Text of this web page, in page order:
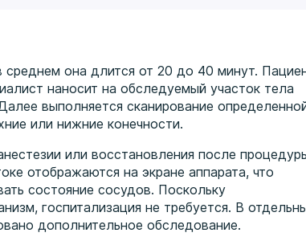
она длится от 20 до 40 минут.
наносит на обследуемый участок тела
выполняется сканирование
или нижние конечности.
или восстановления после
отображаются на экране аппарата, что
состояние сосудов. Поскольку
госпитализация не требуется. В
дополнительное обследование.